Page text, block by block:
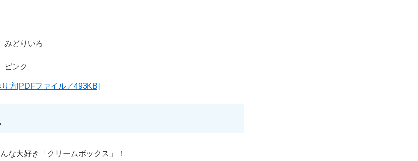
みどりいろ
ピンク
方[PDFファイル／493KB]
な大好き「クリームボックス」！